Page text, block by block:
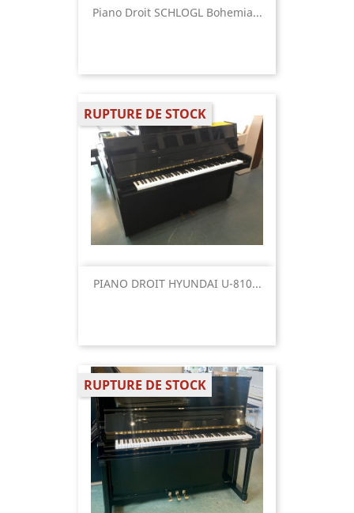
Piano Droit SCHLOGL Bohemia...
PIANO DROIT HYUNDAI U-810...
RUPTURE DE STOCK
RUPTURE DE STOCK